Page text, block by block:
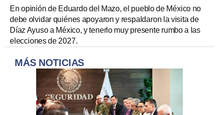
En opinión de Eduardo del Mazo, el pueblo de México no
debe olvidar quiénes apoyaron y respaldaron la visita de
Díaz Ayuso a México, y tenerlo muy presente rumbo a las
elecciones de 2027.
MÁS NOTICIAS